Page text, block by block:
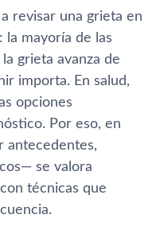
revisar una grieta en
la mayoría de las
grieta avanza de
importa. En salud,
opciones
Por eso, en
antecedentes,
se valora
técnicas que